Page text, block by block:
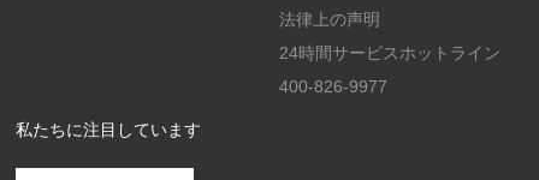
法律上の声明
24時間サービスホットライン
400-826-9977
私たちに注目しています